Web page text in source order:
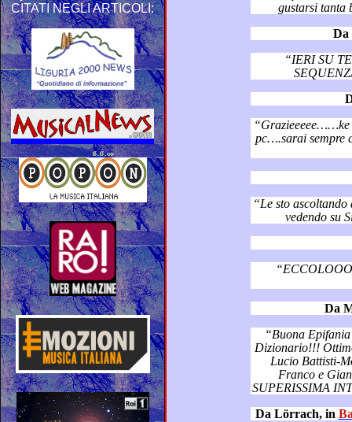
CITATI NEGLI ARTICOLI:
Da
“IERI SU
“Grazieeeee……ke
pc….sarai sempre con me!!!……Abbraccissimo mio
“Le sto ascoltando adesso!!
Da
“Buona Epifania a tutti
Dizionario!!! Ottimo in Silver tv !!! Ora Emozioni di
Lucio Battisti-
Franco e Gianni
Da Lörrach, in